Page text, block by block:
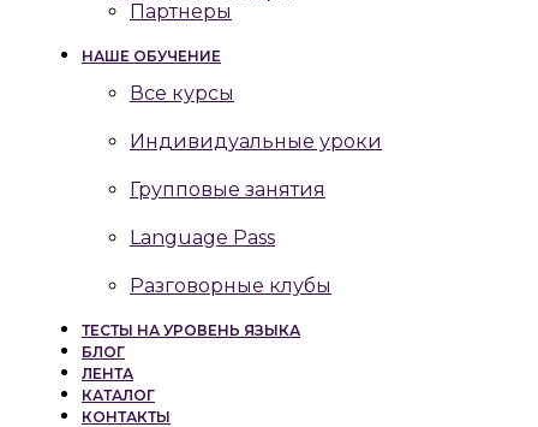
Партнеры
НАШЕ ОБУЧЕНИЕ
Все курсы
Индивидуальные уроки
Групповые занятия
Language Pass
Разговорные клубы
ТЕСТЫ НА УРОВЕНЬ ЯЗЫКА
БЛОГ
ЛЕНТА
КАТАЛОГ
КОНТАКТЫ